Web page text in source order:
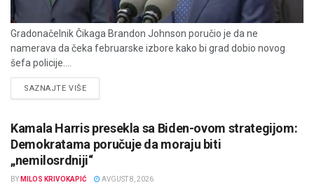
Gradonačelnik Čikaga Brandon Johnson poručio je da ne
namerava da čeka februarske izbore kako bi grad dobio novog
šefa policije....
SAZNAJTE VIŠEDETAILS
Kamala Harris presekla sa Biden-ovom strategijom:
Demokratama poručuje da moraju biti
„nemilosrdniji“
BY MILOS KRIVOKAPIĆ AVGUST 8, 2026